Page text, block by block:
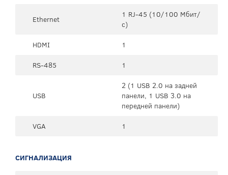
Ethernet
1 RJ-45 (10/100 Мбит/
с)
HDMI
1
RS-485
1
USB
2 (1 USB 2.0 на задней
панели, 1 USB 3.0 на
передней панели)
VGA
1
СИГНАЛИЗАЦИЯ